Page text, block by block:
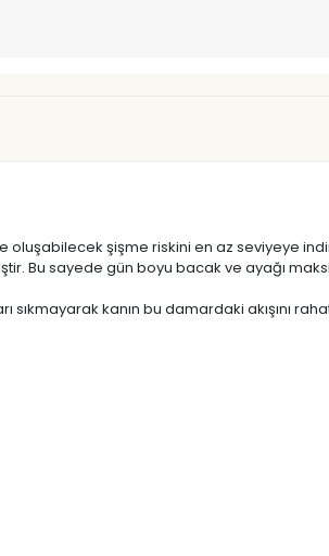
oluşabilecek şişme riskini en az seviyeye
Bu sayede gün boyu bacak ve ayağı
kanın bu damardaki akışını